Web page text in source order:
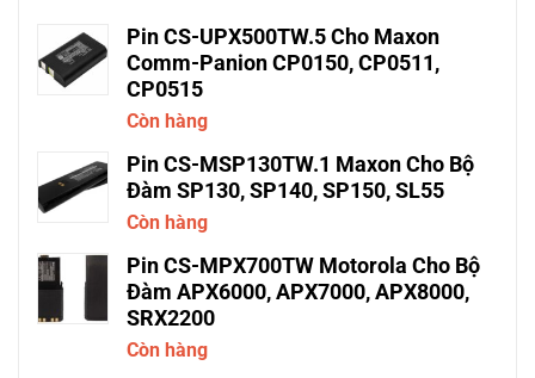
Pin CS-UPX500TW.5 Cho Maxon
Comm-Panion CP0150, CP0511,
CP0515
Còn hàng
Pin CS-MSP130TW.1 Maxon Cho Bộ
Đàm SP130, SP140, SP150, SL55
Còn hàng
Pin CS-MPX700TW Motorola Cho Bộ
Đàm APX6000, APX7000, APX8000,
SRX2200
Còn hàng